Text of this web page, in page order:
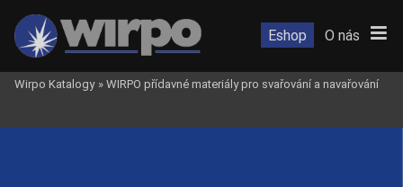
Eshop O nás
Wirpo Katalogy » WIRPO přídavné materiály pro svařování a navařování